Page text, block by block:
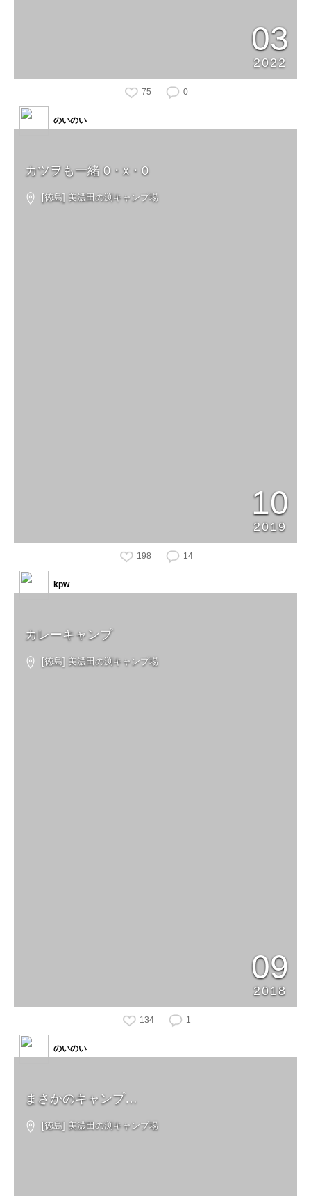
03
2022
75 0
カツヲも一緒 0・x・0
[徳島] 美濃田の渕キャンプ場
10
2019
のいのい
198 14
カレーキャンプ
[徳島] 美濃田の渕キャンプ場
09
2018
kpw
134 1
まさかのキャンプ…
[徳島] 美濃田の渕キャンプ場
のいのい